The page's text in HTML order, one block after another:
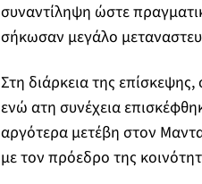
συναντίληψη ώστε
σήκωσαν μεγάλο
Στη διάρκεια της
ενώ ατη συνέχεια
αργότερα μετέβη στον
με τον πρόεδρο της